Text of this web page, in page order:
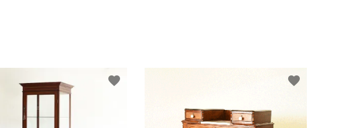
favorite favorite